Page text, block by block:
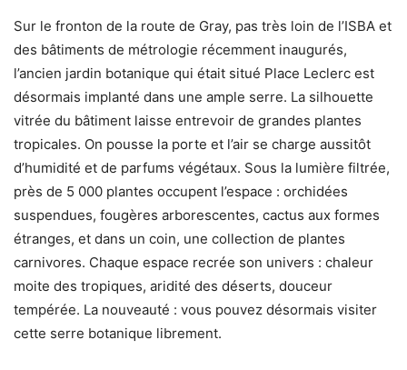
Sur le fronton de la route de Gray, pas très loin de l’ISBA et
des bâtiments de métrologie récemment inaugurés,
l’ancien jardin botanique qui était situé Place Leclerc est
désormais implanté dans une ample serre. La silhouette
vitrée du bâtiment laisse entrevoir de grandes plantes
tropicales. On pousse la porte et l’air se charge aussitôt
d’humidité et de parfums végétaux. Sous la lumière filtrée,
près de 5 000 plantes occupent l’espace : orchidées
suspendues, fougères arborescentes, cactus aux formes
étranges, et dans un coin, une collection de plantes
carnivores. Chaque espace recrée son univers : chaleur
moite des tropiques, aridité des déserts, douceur
tempérée. La nouveauté : vous pouvez désormais visiter
cette serre botanique librement.